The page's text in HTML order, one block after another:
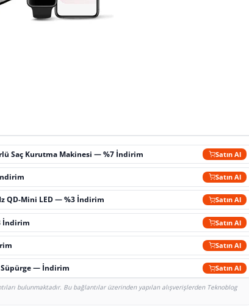
Saç Kurutma Makinesi — %7 İndirim Satın Al
Satın Al
QD-Mini LED — %3 İndirim Satın Al
İndirim Satın Al
Satın Al
Süpürge — İndirim Satın Al
bulunmaktadır. Bu bağlantılar üzerinden yapılan alışverişlerden Teknoblog